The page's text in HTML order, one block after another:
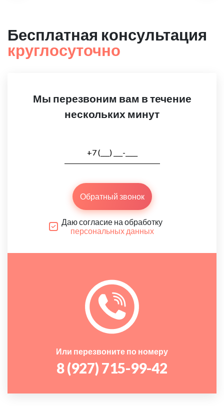
Бесплатная консультация
круглосуточно
Мы перезвоним вам в течение
нескольких минут
Обратный звонок
Даю согласие на обработку
персональных данных
Или перезвоните по номеру
8 (927) 715-99-42